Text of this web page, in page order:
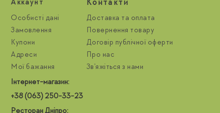
Aккаунт
Особисті дані
Замовлення
Купони
Адреси
Мої бажання
Контакти
Доставка та оплата
Повернення товару
Договір публічної оферти
Про нас
Зв'яжіться з нами
Інтернет-магазин:
+38 (063) 250-33-23